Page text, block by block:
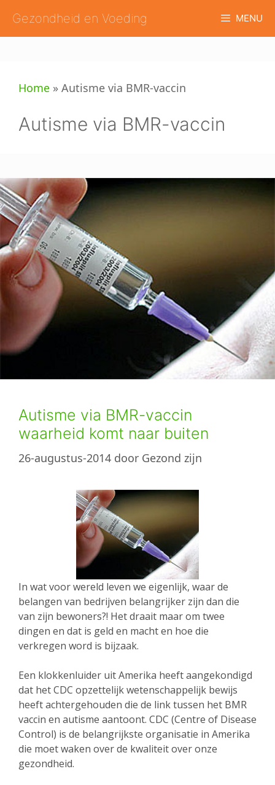
naar
de
Gezondheid en Voeding MENU
Home » Autisme via BMR-vaccin
Autisme via BMR-vaccin
Autisme via BMR-vaccin
waarheid komt naar buiten
26-augustus-2014 door Gezond zijn
In wat voor wereld leven we eigenlijk, waar de
belangen van bedrijven belangrijker zijn dan die
van zijn bewoners?! Het draait maar om twee
dingen en dat is geld en macht en hoe die
verkregen word is bijzaak.
Een klokkenluider uit Amerika heeft aangekondigd
dat het CDC opzettelijk wetenschappelijk bewijs
heeft achtergehouden die de link tussen het BMR
vaccin en autisme aantoont. CDC (Centre of Disease
Control) is de belangrijkste organisatie in Amerika
die moet waken over de kwaliteit over onze
gezondheid.